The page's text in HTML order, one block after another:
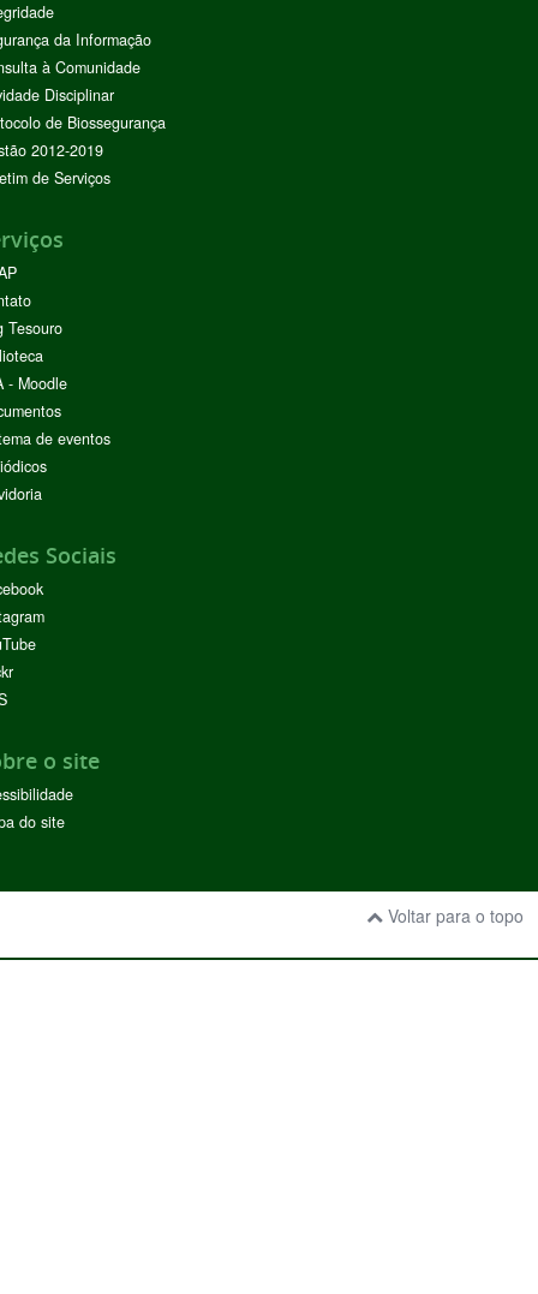
da Informação
à Comunidade
Disciplinar
de Biossegurança
2012-2019
de Serviços
Tesouro
- Moodle
de eventos
Sociais
o site
do site
Voltar para o topo